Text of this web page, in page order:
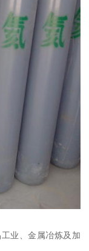
业、金属冶炼及加